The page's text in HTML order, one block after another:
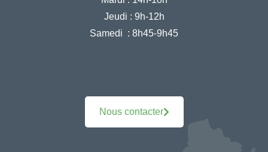
Jeudi : 9h-12h
Samedi : 8h45-9h45
Nous contacter